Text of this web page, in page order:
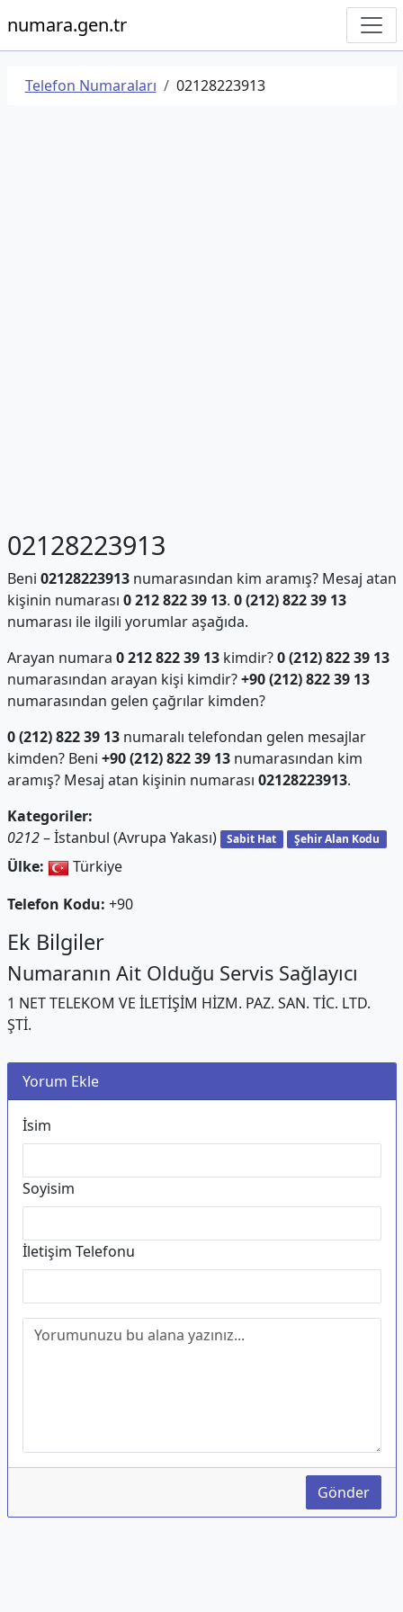
numara.gen.tr
Telefon Numaraları 02128223913
02128223913
Beni 02128223913numarasından kim aramış? Mesaj atan
kişinin numarası 0 212 822 39 13. 0 (212) 822 39 13
numarası ile ilgili yorumlar aşağıda.
Arayan numara 0 212 822 39 13kimdir?0 (212) 822 39 13
numarasından arayan kişi kimdir?+90 (212) 822 39 13
numarasından gelen çağrılar kimden?
0 (212) 822 39 13numaralı telefondan gelen mesajlar
kimden? Beni +90 (212) 822 39 13numarasından kim
aramış? Mesaj atan kişinin numarası 02128223913.
Kategoriler:
0212– İstanbul (Avrupa Yakası) Sabit Hat Şehir Alan Kodu
Ülke:
Türkiye
Telefon Kodu: +90
Ek Bilgiler
Numaranın Ait Olduğu Servis Sağlayıcı
1 NET TELEKOM VE İLETİŞİM HİZM. PAZ. SAN. TİC. LTD.
ŞTİ.
Yorum Ekle
İsim
Soyisim
İletişim Telefonu
Gönder